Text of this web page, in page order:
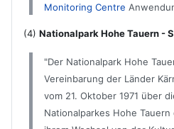
Monitoring Centre
(4) Nationalpark Hohe Tauern -
"Der Nationalpark Hohe
Vereinbarung der Länder
vom 21. Oktober 1971 über
Nationalparkes Hohe